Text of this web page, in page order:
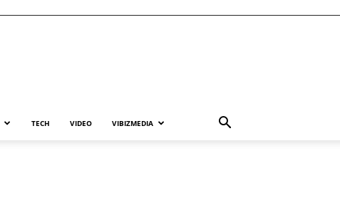
TECH VIDEO VIBIZMEDIA